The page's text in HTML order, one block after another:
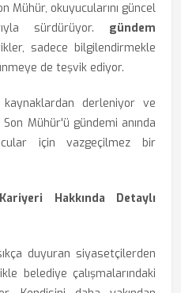
Mühür, okuyucularını güncel
sürdürüyor. gündem
sadece bilgilendirmekle
de teşvik ediyor.
derleniyor ve
Son Mühür'ü gündemi anında
için vazgeçilmez bir
Hakkında Detaylı
duyuran siyasetçilerden
belediye çalışmalarındaki